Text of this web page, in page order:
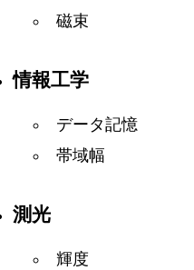
磁束
情報工学
データ記憶
帯域幅
測光
輝度